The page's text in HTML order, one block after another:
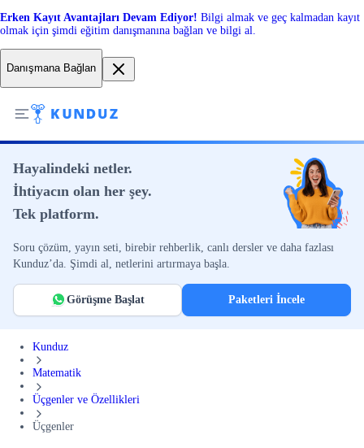
Erken Kayıt Avantajları Devam Ediyor! Bilgi almak ve geç kalmadan kayıt
olmak için şimdi eğitim danışmanına bağlan ve bilgi al.
Danışmana Bağlan
Hayalindeki netler.
İhtiyacın olan her şey.
Tek platform.
Soru çözüm, yayın seti, birebir rehberlik, canlı dersler ve daha fazlası
Kunduz’da. Şimdi al, netlerini artırmaya başla.
Görüşme Başlat Paketleri İncele
Kunduz
Matematik
Üçgenler ve Özellikleri
Üçgenler